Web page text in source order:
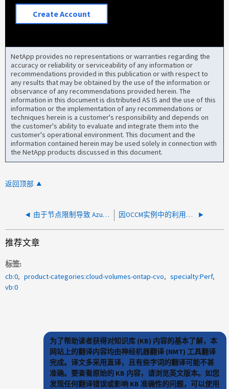
Create Account
NetApp provides no representations or warranties regarding the
accuracy or reliability or serviceability of any information or
recommendations provided in this publication or with respect to
any results that may be obtained by the use of the information or
observance of any recommendations provided herein. The
information in this document is distributed AS IS and the use of this
information or the implementation of any recommendations or
techniques herein is a customer's responsibility and depends on
the customer's ability to evaluate and integrate them into the
customer's operational environment. This document and the
information contained herein may be used solely in connection with
the NetApp products discussed in this document.
返回顶部
由于节点限制导致 Azure CVO 中出现高延迟和磁盘利用率 因OCCM实例中的利用率较高而使连接器处于非活动状态：/var/log/sudo.log
推荐文章
标签
cb:0
product-categories:cloud-volumes-ontap-cvo
specialty:Perf
vb:0
为了帮助读者获得对知识库 (KB) 内容的基本了解，本
网站上的翻译内容均由神经机器翻译 (NMT) 工具翻译
完成。译文多采用直译，且有些字词的翻译可能不甚
准确。要查看原始的 KB 内容，请浏览英文版本。如您
发现任何翻译错误或影响 KB 准确性的问题，可以使用